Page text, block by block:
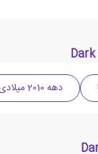
دهه 2010 میلادی